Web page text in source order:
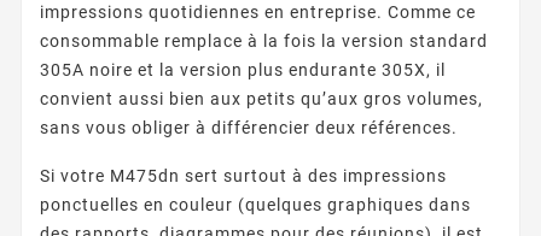
impressions quotidiennes en entreprise. Comme ce
consommable remplace à la fois la version standard
305A noire et la version plus endurante 305X, il
convient aussi bien aux petits qu’aux gros volumes,
sans vous obliger à différencier deux références.
Si votre M475dn sert surtout à des impressions
ponctuelles en couleur (quelques graphiques dans